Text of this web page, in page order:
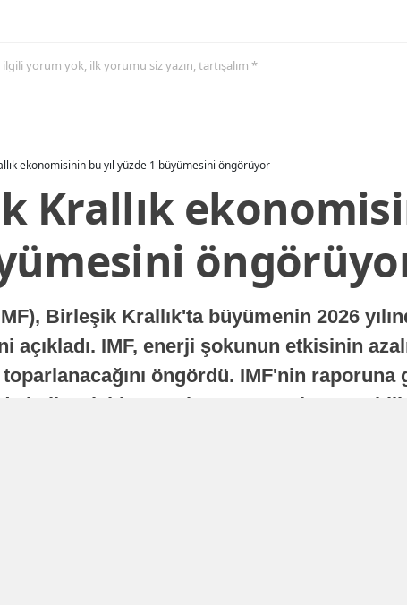
yorum yok, ilk yorumu siz yazın, tartışalım *
ekonomisinin bu yıl yüzde 1 büyümesini öngörüyor
Krallık
Birleşik Krallık'ta büyümenin 2026
açıkladı. IMF, enerji şokunun etkisinin
öngördü. IMF'nin raporuna
istikrarlı bir toparlanma süreci